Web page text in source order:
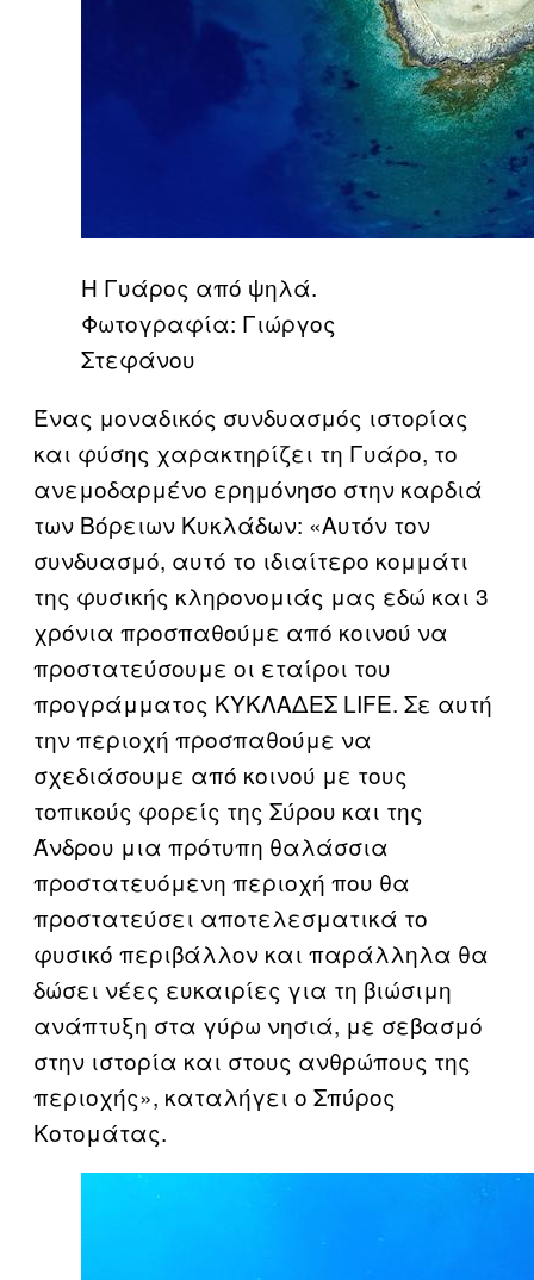
Η Γυάρος από ψηλά.
Φωτογραφία: Γιώργος
Στεφάνου
Ένας μοναδικός συνδυασμός ιστορίας
και φύσης χαρακτηρίζει τη Γυάρο, το
ανεμοδαρμένο ερημόνησο στην καρδιά
των Βόρειων Κυκλάδων: «Αυτόν τον
συνδυασμό, αυτό το ιδιαίτερο κομμάτι
της φυσικής κληρονομιάς μας εδώ και 3
χρόνια προσπαθούμε από κοινού να
προστατεύσουμε οι εταίροι του
προγράμματος ΚΥΚΛΑΔΕΣ LIFE. Σε αυτή
την περιοχή προσπαθούμε να
σχεδιάσουμε από κοινού με τους
τοπικούς φορείς της Σύρου και της
Άνδρου μια πρότυπη θαλάσσια
προστατευόμενη περιοχή που θα
προστατεύσει αποτελεσματικά το
φυσικό περιβάλλον και παράλληλα θα
δώσει νέες ευκαιρίες για τη βιώσιμη
ανάπτυξη στα γύρω νησιά, με σεβασμό
στην ιστορία και στους ανθρώπους της
περιοχής», καταλήγει ο Σπύρος
Κοτομάτας.